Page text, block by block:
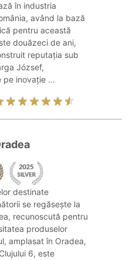
în industria
având la bază
pentru această
douăzeci de ani,
reputația sub
József,
pe inovație ...
destinate
se regăsește la
recunoscută pentru
produselor
amplasat în Oradea,
6, este